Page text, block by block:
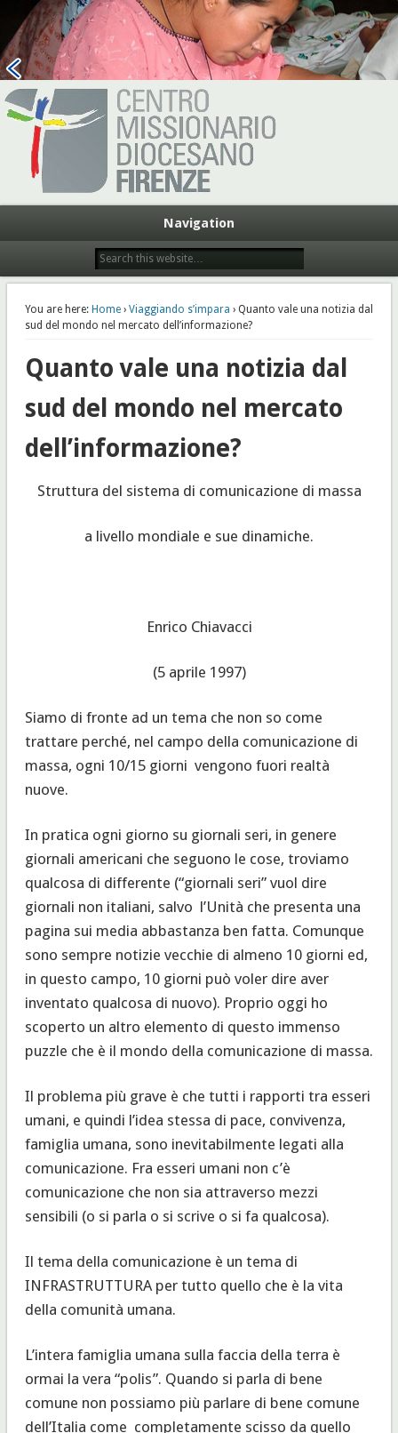
Centro Missionario Diocesano
Firenze
Navigation
You are here: Home› Viaggiando s’impara › Quanto vale una notizia dal
sud del mondo nel mercato dell’informazione?
Quanto vale una notizia dal
sud del mondo nel mercato
dell’informazione?
Struttura del sistema di comunicazione di massa
a livello mondiale e sue dinamiche.
Enrico Chiavacci
(5 aprile 1997)
Siamo di fronte ad un tema che non so come
trattare perché, nel campo della comunicazione di
massa, ogni 10/15 giorni vengono fuori realtà
nuove.
In pratica ogni giorno su giornali seri, in genere
giornali americani che seguono le cose, troviamo
qualcosa di differente (“giornali seri” vuol dire
giornali non italiani, salvo l’Unità che presenta una
pagina sui media abbastanza ben fatta. Comunque
sono sempre notizie vecchie di almeno 10 giorni ed,
in questo campo, 10 giorni può voler dire aver
inventato qualcosa di nuovo). Proprio oggi ho
scoperto un altro elemento di questo immenso
puzzle che è il mondo della comunicazione di massa.
Il problema più grave è che tutti i rapporti tra esseri
umani, e quindi l’idea stessa di pace, convivenza,
famiglia umana, sono inevitabilmente legati alla
comunicazione. Fra esseri umani non c’è
comunicazione che non sia attraverso mezzi
sensibili (o si parla o si scrive o si fa qualcosa).
Il tema della comunicazione è un tema di
INFRASTRUTTURA per tutto quello che è la vita
della comunità umana.
L’intera famiglia umana sulla faccia della terra è
ormai la vera “polis”. Quando si parla di bene
comune non possiamo più parlare di bene comune
dell’Italia come completamente scisso da quello